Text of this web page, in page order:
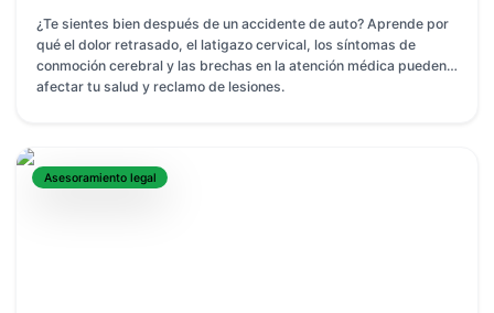
¿Te sientes bien después de un accidente de auto? Aprende por
qué el dolor retrasado, el latigazo cervical, los síntomas de
conmoción cerebral y las brechas en la atención médica pueden
afectar tu salud y reclamo de lesiones.
Asesoramiento legal